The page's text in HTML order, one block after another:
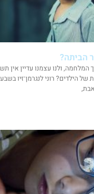
הביתה?
המלחמה, ולנו עצמנו עדיין אין
הילדים? רוני לנגרמן־זיו